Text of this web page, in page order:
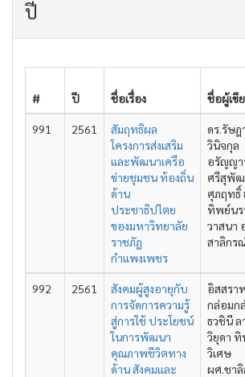
ปี
# ปี ชื่อเรื่อง ชื่อผู้เขี
991 2561
สัมฤทธิผล
โครงการส่งเสริม
และพัฒนาเครือ
ข่ายชุมชน ท้องถิ่น
ด้าน
ประชาธิปไตย
ของมหาวิทยาลัย
ราชภัฏ
กำแพงเพชร
ดร.รัษฎ
วินิจกุล
อรัญญ
ศรีสุพั
ศุภฤทธิ์
ทิพย์นร
วาสนา
สาลิกร
992 2561
สังคมผู้สูงอายุกับ
การจัดการความรู้
สู่การใช้ ประโยชน์
ในการพัฒนา
คุณภาพชีวิตทาง
ด้าน สังคมและ
อิสสรา
กล่อมก
ธวชินี ล
วิยุดา
วิเศษ
ผศ.ชาลิ